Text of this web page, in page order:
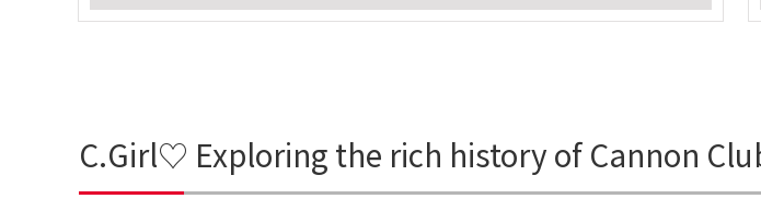
C.Girl♡ Exploring the rich history of Cannon